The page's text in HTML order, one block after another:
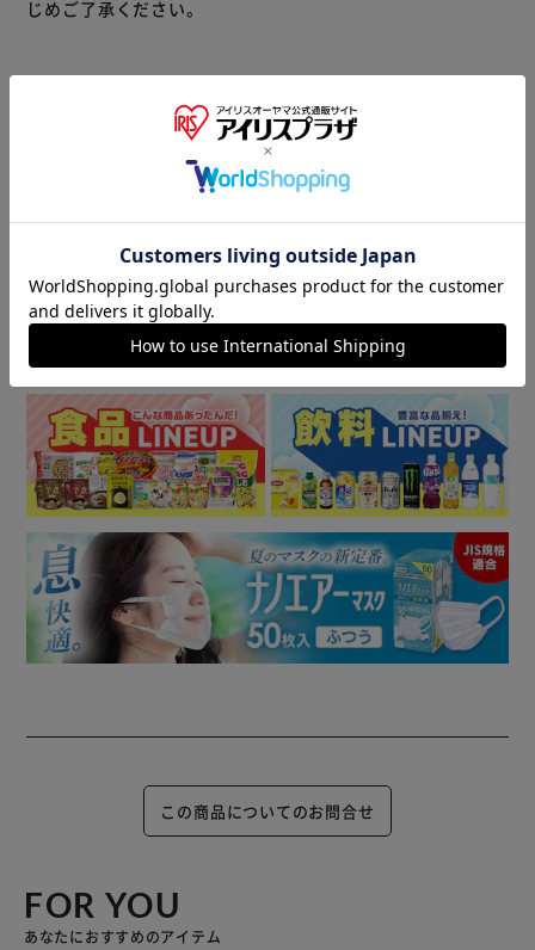
じめご了承ください。
※当商品はお取り寄せ品の為、在庫の確認及び商品のお届け
までお時間を頂く場合がございます。
また、商品がメーカーにて完売となっていた場合、キャンセ
ル又は注文内容の変更をお願いいたしております。
予めご了承くださいますようお願いいたします。■こちらの
商品はアイリスプラザがセレクトしたオススメ商品です。
商品情報
この商品についてのお問合せ
FOR YOU
あなたにおすすめのアイテム